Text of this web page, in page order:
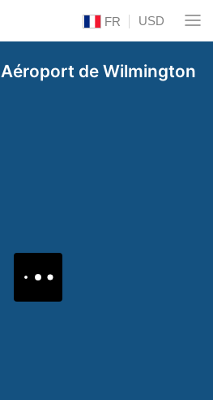
FR USD
Aéroport de Wilmington